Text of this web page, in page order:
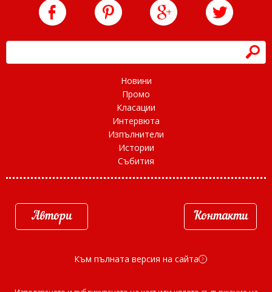
h
Новини
Промо
Класации
Интервюта
Изпълнители
Истории
Събития
Автори Контакти
Към пълната версия на сайта d